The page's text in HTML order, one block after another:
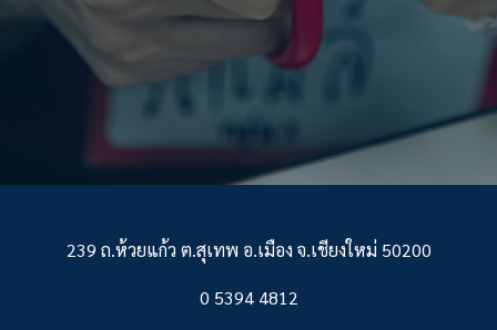
239 ถ.ห้วยแก้ว ต.สุเทพ อ.เมือง จ.เชียงใหม่ 50200
0 5394 4812